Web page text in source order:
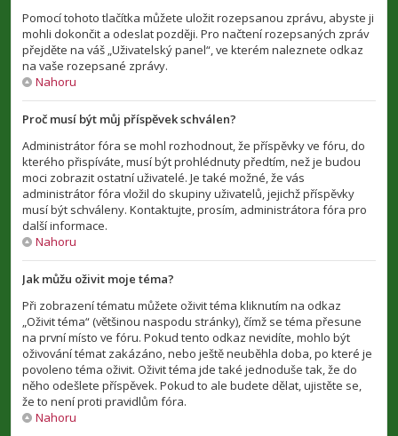
Pomocí tohoto tlačítka můžete uložit rozepsanou zprávu, abyste ji
mohli dokončit a odeslat později. Pro načtení rozepsaných zpráv
přejděte na váš „Uživatelský panel“, ve kterém naleznete odkaz
na vaše rozepsané zprávy.
Nahoru
Proč musí být můj příspěvek schválen?
Administrátor fóra se mohl rozhodnout, že příspěvky ve fóru, do
kterého přispíváte, musí být prohlédnuty předtím, než je budou
moci zobrazit ostatní uživatelé. Je také možné, že vás
administrátor fóra vložil do skupiny uživatelů, jejichž příspěvky
musí být schváleny. Kontaktujte, prosím, administrátora fóra pro
další informace.
Nahoru
Jak můžu oživit moje téma?
Při zobrazení tématu můžete oživit téma kliknutím na odkaz
„Oživit téma“ (většinou naspodu stránky), čímž se téma přesune
na první místo ve fóru. Pokud tento odkaz nevidíte, mohlo být
oživování témat zakázáno, nebo ještě neuběhla doba, po které je
povoleno téma oživit. Oživit téma jde také jednoduše tak, že do
něho odešlete příspěvek. Pokud to ale budete dělat, ujistěte se,
že to není proti pravidlům fóra.
Nahoru